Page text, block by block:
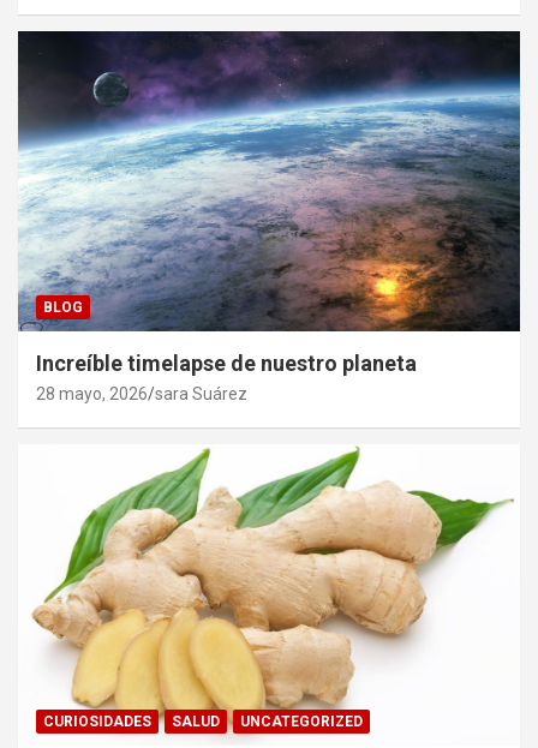
BLOG
Increíble timelapse de nuestro planeta
28 mayo, 2026 sara Suárez
CURIOSIDADES SALUD UNCATEGORIZED